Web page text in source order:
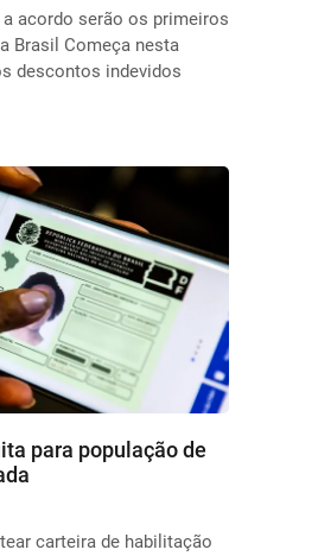
acordo serão os primeiros
Brasil Começa nesta
descontos indevidos
para população de
carteira de habilitação